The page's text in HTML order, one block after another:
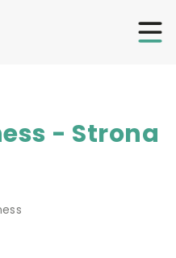
- Strona